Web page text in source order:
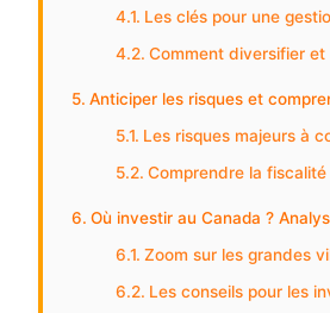
Les clés pour une
Comment diversifier et
Anticiper les risques et
Les risques majeurs à
Comprendre la
Où investir au Canada ?
Zoom sur les grandes
Les conseils pour les